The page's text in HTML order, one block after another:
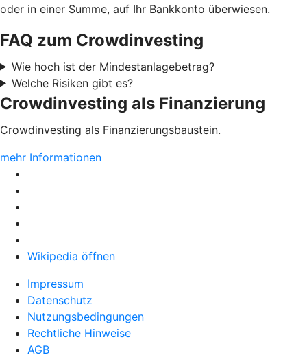
oder in einer Summe, auf Ihr Bankkonto überwiesen.
FAQ zum Crowdinvesting
Wie hoch ist der Mindestanlagebetrag?
Welche Risiken gibt es?
Crowdinvesting als Finanzierung
Crowdinvesting als Finanzierungsbaustein.
mehr Informationen
Wikipedia öffnen
Impressum
Datenschutz
Nutzungsbedingungen
Rechtliche Hinweise
AGB